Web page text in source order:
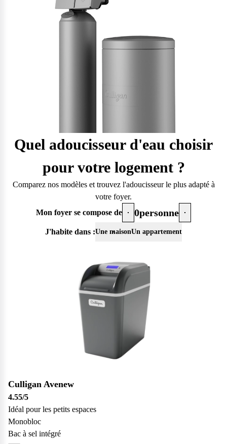
Quel adoucisseur d'eau choisir
pour votre logement ?
Comparez nos modèles et trouvez l'adoucisseur le plus adapté à
votre foyer.
Mon foyer se compose de
0personne
J'habite dans :Une maisonUn appartement
Culligan Avenew
4.55/5
Idéal pour les petits espaces
Monobloc
Bac à sel intégré
Questions fréquentes
Consultez notre page de FAQ pour trouver toutes les réponses à
vos questions.
Consulter notre FAQ
Service après-vente
de votre matériel ? Culligan est là pour vous
Contactez notre service client